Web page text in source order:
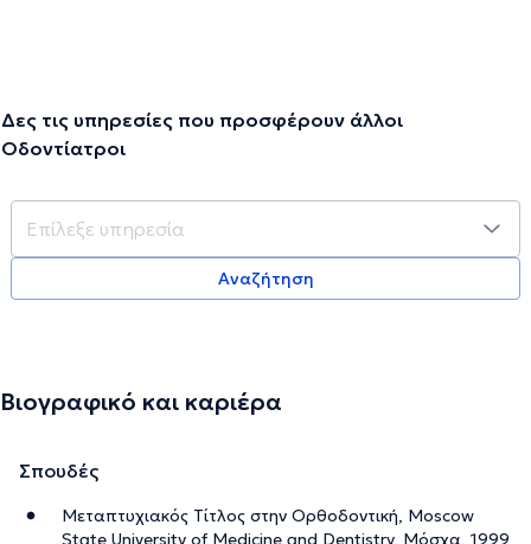
Δες τις υπηρεσίες που προσφέρουν άλλοι
Οδοντίατροι
Αναζήτηση
Βιογραφικό και καριέρα
Σπουδές
Μεταπτυχιακός Τίτλος στην Ορθοδοντική, Moscow
State University of Medicine and Dentistry, Μόσχα, 1999